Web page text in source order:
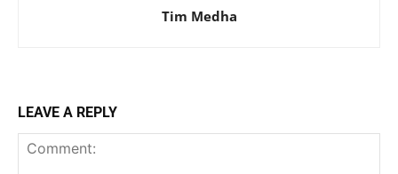
Tim Medha
LEAVE A REPLY